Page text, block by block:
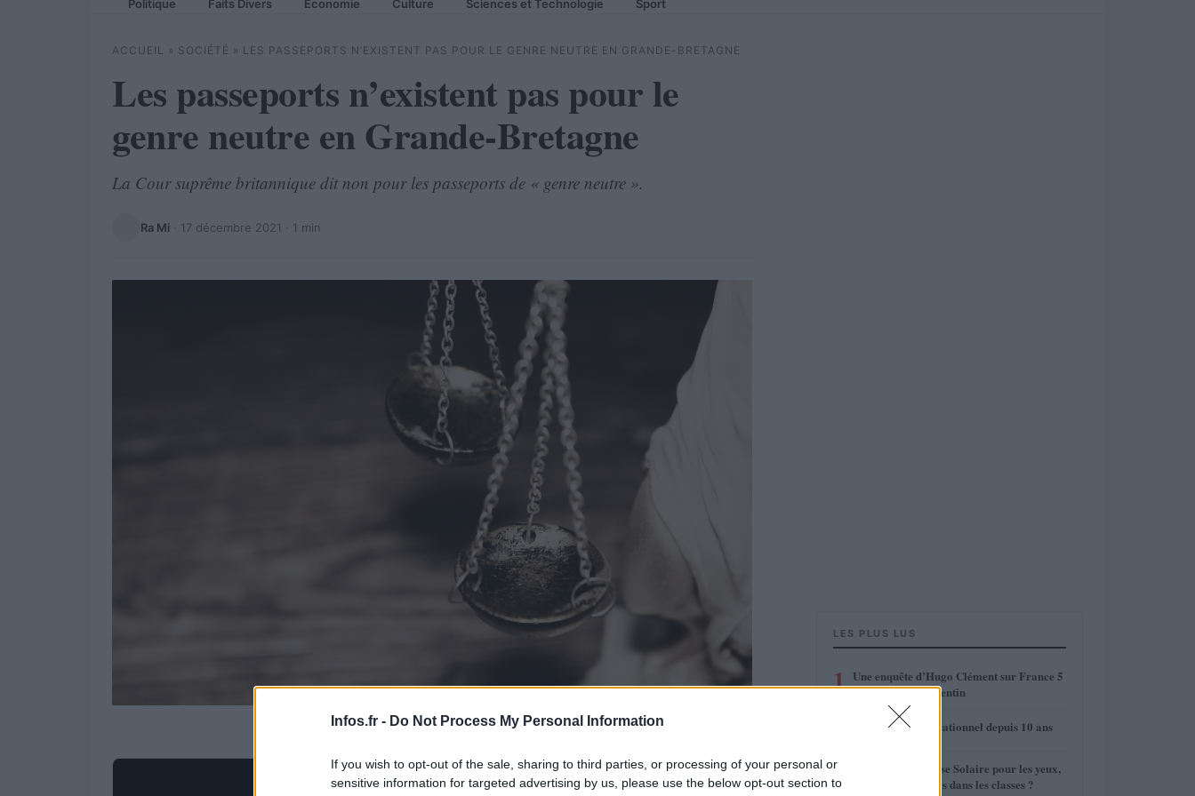
Infos.fr - Do Not Process My Personal Information
If you wish to opt-out of the sale, sharing to third parties, or processing of your personal or
sensitive information for targeted advertising by us, please use the below opt-out section to
Politique Faits Divers Economie Culture Sciences et Technologie Sport
ACCUEIL » SOCIÉTÉ » LES PASSEPORTS N’EXISTENT PAS POUR LE GENRE NEUTRE EN GRANDE-BRETAGNE
Les passeports n’existent pas pour le
genre neutre en Grande-Bretagne
La Cour suprême britannique dit non pour les passeports de « genre neutre ».
Ra Mi · 17 décembre 2021 · 1 min
LES PLUS LUS
1 Une enquête d’Hugo Clément sur France 5
avant la Saint-Valentin
Free Mobile, opérationnel depuis 10 ans
3
Danger de l’Eclipse Solaire pour les yeux,
les enfants confinés dans les classes ?